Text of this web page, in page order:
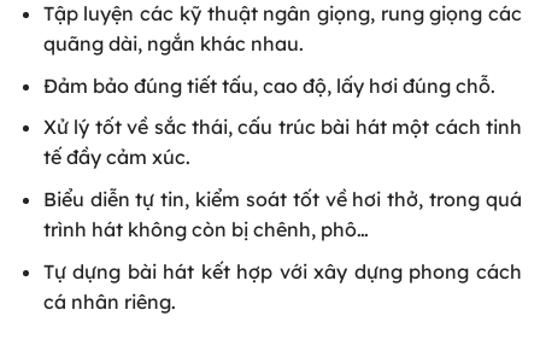
Tập luyện các kỹ thuật ngân giọng, rung giọng các
quãng dài, ngắn khác nhau.
Đảm bảo đúng tiết tấu, cao độ, lấy hơi đúng chỗ.
Xử lý tốt về sắc thái, cấu trúc bài hát một cách tinh
tế đầy cảm xúc.
Biểu diễn tự tin, kiểm soát tốt về hơi thở, trong quá
trình hát không còn bị chênh, phô…
Tự dựng bài hát kết hợp với xây dựng phong cách
cá nhân riêng.